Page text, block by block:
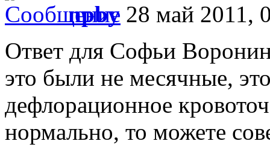
npby 28 май 2011,
Ответ для Софьи
это были не месячные,
дефлорационное
нормально, то можете